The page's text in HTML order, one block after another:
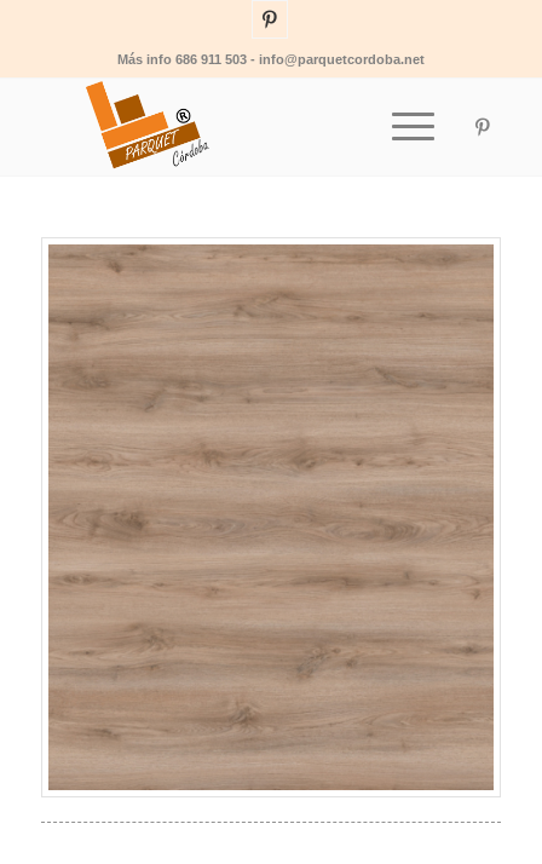
Más info 686 911 503 - info@parquetcordoba.net